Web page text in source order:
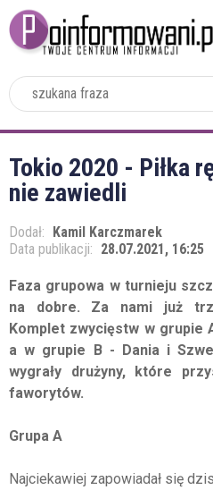
Tokio 2020 - Piłka
nie zawiedli
Dodał: Kamil Karczmarek
Data publikacji: 28.07.2021, 16:25
Faza grupowa w turnieju
na dobre. Za nami już
Komplet zwycięstw w grupie
a w grupie B - Dania i
wygrały drużyny, które
faworytów.
Grupa A
Najciekawiej zapowiadał się